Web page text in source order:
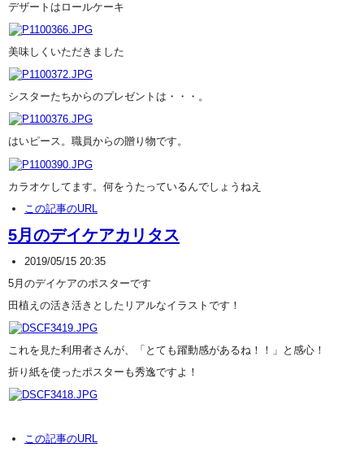
デザートはロールケーキ
美味しくいただきました
シスターたちからのプレゼントは・・・。
はいピース。職員からの贈り物です。
カラオケしてます。何をうたっているんでしょうねえ
この記事のURL
5月のデイケアカリタス
2019/05/15 20:35
5月のデイケアのポスターです
田植えの活き活きとしたリアルなイラストです！
これを見た利用者さんが、「とても躍動感があるね！！」と感心！
折り紙を使ったポスターも秀逸ですよ！
この記事のURL